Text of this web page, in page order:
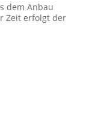
dem Anbau
Zeit erfolgt der